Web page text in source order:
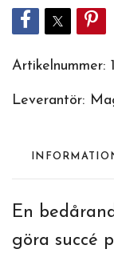
Artikelnummer:
Leverantör:
En
göra succé